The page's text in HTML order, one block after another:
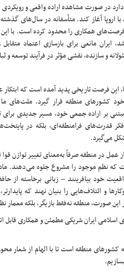
دارد در صورت مشاهده اراده واقعی و
اروپا آغاز کند. متأسفانه در سال‌های
همکاری را محدود کرده است. با این
ایران مانعی برای بازسازی اعتماد
و سازنده، نقشی مؤثر در فرآیند توسعه و
این فرصت تاریخی پدید آمده است که
خود کشورهای منطقه قرار گیرد. ملت‌های
بر اراده جمعی خود، مسیر جدیدی برای
قدرت‌های فرامنطقه‌ای، بلکه در
می‌گیرد.
عمل در منطقه صرفاً به‌معنای تغییر توازن
که نظم موجود را مشروع جلوه می‌دهند.
خود بیافرینند – زبانی برخاسته از
و ائتلاف‌هایی را بنیان نهند که
صورت، منطقه نه‌فقط بازیگر، بلکه معمار
ایران شریکی مطمئن و همکاری قابل
کشورهای منطقه است تا با الهام از شعار